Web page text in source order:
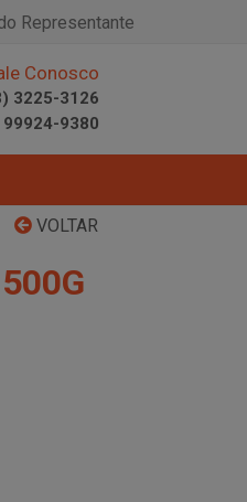
Representante
Conosco
3225-3126
9380
VOLTAR